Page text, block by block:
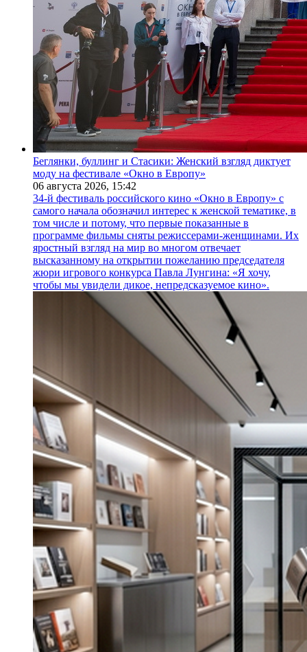
Беглянки, буллинг и Стасики: Женский взгляд диктует
моду на фестивале «Окно в Европу»
06 августа 2026, 15:42
34-й фестиваль российского кино «Окно в Европу» с
самого начала обозначил интерес к женской тематике, в
том числе и потому, что первые показанные в
программе фильмы сняты режиссерами-женщинами. Их
яростный взгляд на мир во многом отвечает
высказанному на открытии пожеланию председателя
жюри игрового конкурса Павла Лунгина: «Я хочу,
чтобы мы увидели дикое, непредсказуемое кино».